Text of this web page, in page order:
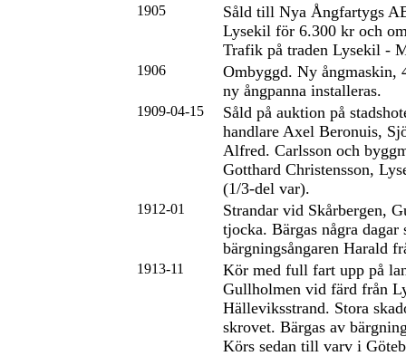
1905
Såld till Nya Ångfartygs
Lysekil för 6.300 kr och
Trafik på traden Lysekil -
1906
Ombyggd. Ny ångmaskin,
ny ångpanna installeras.
1909-04-15
Såld på auktion på
handlare Axel Beronuis,
Alfred. Carlsson och
Gotthard Christensson,
(1/3-del var).
1912-01
Strandar vid Skårbergen,
tjocka. Bärgas några dagar
bärgningsångaren Harald
1913-11
Kör med full fart upp på
Gullholmen vid färd från
Hälleviksstrand. Stora
skrovet. Bärgas av
Körs sedan till varv i